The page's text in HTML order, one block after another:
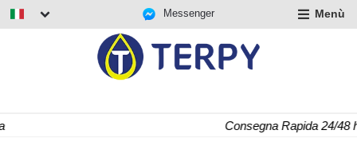
Messenger Menù
Consegna Rapida 24/48 h